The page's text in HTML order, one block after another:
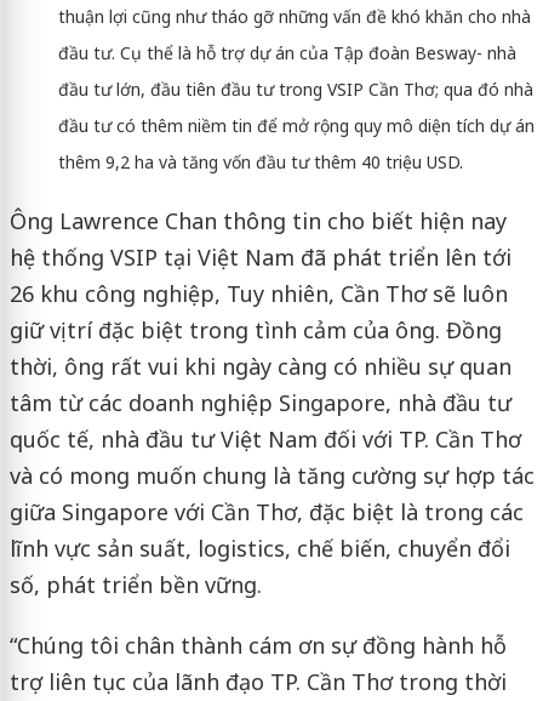
thuận lợi cũng như tháo gỡ những vấn đề khó khăn cho nhà
đầu tư. Cụ thể là hỗ trợ dự án của Tập đoàn Besway- nhà
đầu tư lớn, đầu tiên đầu tư trong VSIP Cần Thơ; qua đó nhà
đầu tư có thêm niềm tin để mở rộng quy mô diện tích dự án
thêm 9,2 ha và tăng vốn đầu tư thêm 40 triệu USD.
Ông Lawrence Chan thông tin cho biết hiện nay
hệ thống VSIP tại Việt Nam đã phát triển lên tới
26 khu công nghiệp, Tuy nhiên, Cần Thơ sẽ luôn
giữ vị trí đặc biệt trong tình cảm của ông. Đồng
thời, ông rất vui khi ngày càng có nhiều sự quan
tâm từ các doanh nghiệp Singapore, nhà đầu tư
quốc tế, nhà đầu tư Việt Nam đối với TP. Cần Thơ
và có mong muốn chung là tăng cường sự hợp tác
giữa Singapore với Cần Thơ, đặc biệt là trong các
lĩnh vực sản suất, logistics, chế biến, chuyển đổi
số, phát triển bền vững.
“Chúng tôi chân thành cám ơn sự đồng hành hỗ
trợ liên tục của lãnh đạo TP. Cần Thơ trong thời